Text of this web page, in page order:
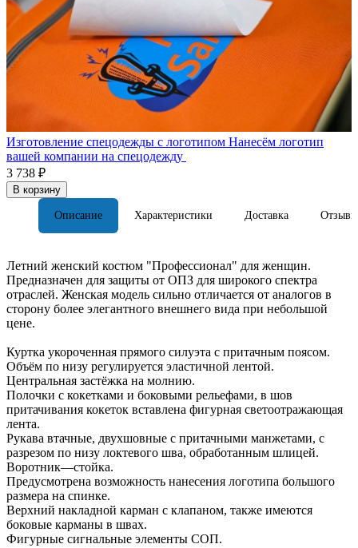
Изготовление спецодежды с логотипом Нанесём логотип
вашей компании на спецодежду
3 738 ₽
В корзину
Описание Характеристики Доставка Отзывы
Летний женский костюм "Профессионал" для женщин.
Предназначен для защиты от ОПЗ для широкого спектра
отраслей. Женская модель сильно отличается от аналогов в
сторону более элегантного внешнего вида при небольшой
цене.
Куртка укороченная прямого силуэта с притачным поясом.
Объём по низу регулируется эластичной лентой.
Центральная застёжка на молнию.
Полочки с кокетками и боковыми рельефами, в шов
притачивания кокеток вставлена фигурная светоотражающая
лента.
Рукава втачные, двухшовные с притачными манжетами, с
разрезом по низу локтевого шва, обработанным шлицей.
Воротник—стойка.
Предусмотрена возможность нанесения логотипа большого
размера на спинке.
Верхний накладной карман с клапаном, также имеются
боковые карманы в швах.
Фигурные сигнальные элементы СОП.